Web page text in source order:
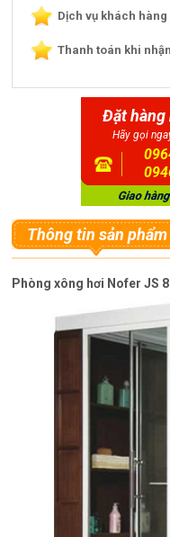
Dịch vụ khách hàng
Thanh toán khi
Đặt hàng
Hãy gọi
Thông tin sản phẩm
Phòng xông hơi Nofer JS